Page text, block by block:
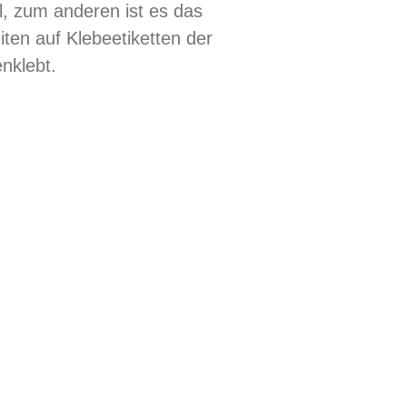
zum anderen ist es das
auf Klebeetiketten der